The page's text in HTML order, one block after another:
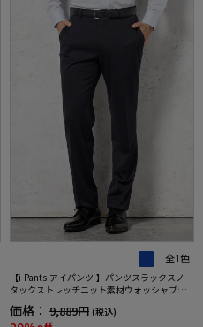
全1色
【i-Pants-アイパンツ-】パンツスラックスノー
タックストレッチニット素材ウォッシャブル
価格： 9,889円 (税込)